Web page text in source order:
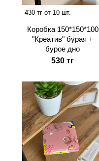
430 тг от 10 шт.
Коробка 150*150*100
"Креатив" бурая +
бурое дно
530 тг